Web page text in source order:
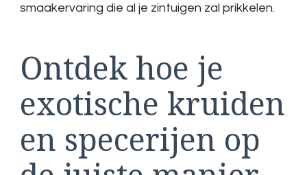
smaakervaring die al je zintuigen zal prikkelen.
Ontdek hoe je
exotische kruiden
en specerijen op